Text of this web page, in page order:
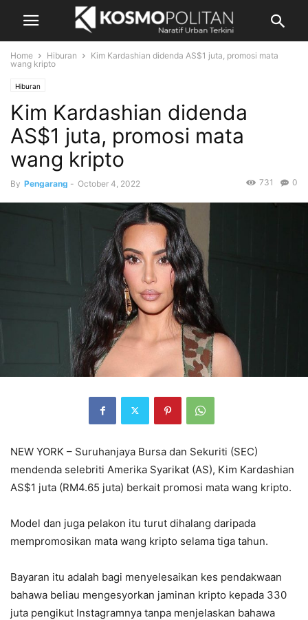
Home Hiburan
Kim Kardashian didenda AS$1 juta, promosi mata
wang kripto
Hiburan
Kim Kardashian didenda
AS$1 juta, promosi mata
wang kripto
By Pengarang - October 4, 2022 0
731
NEW YORK – Suruhanjaya Bursa dan Sekuriti (SEC)
mendenda selebriti Amerika Syarikat (AS), Kim Kardashian
AS$1 juta (RM4.65 juta) berkait promosi mata wang kripto.
Model dan juga pelakon itu turut dihalang daripada
mempromosikan mata wang kripto selama tiga tahun.
Bayaran itu adalah bagi menyelesaikan kes pendakwaan
bahawa beliau mengesyorkan jaminan kripto kepada 330
juta pengikut Instagramnya tanpa menjelaskan bahawa